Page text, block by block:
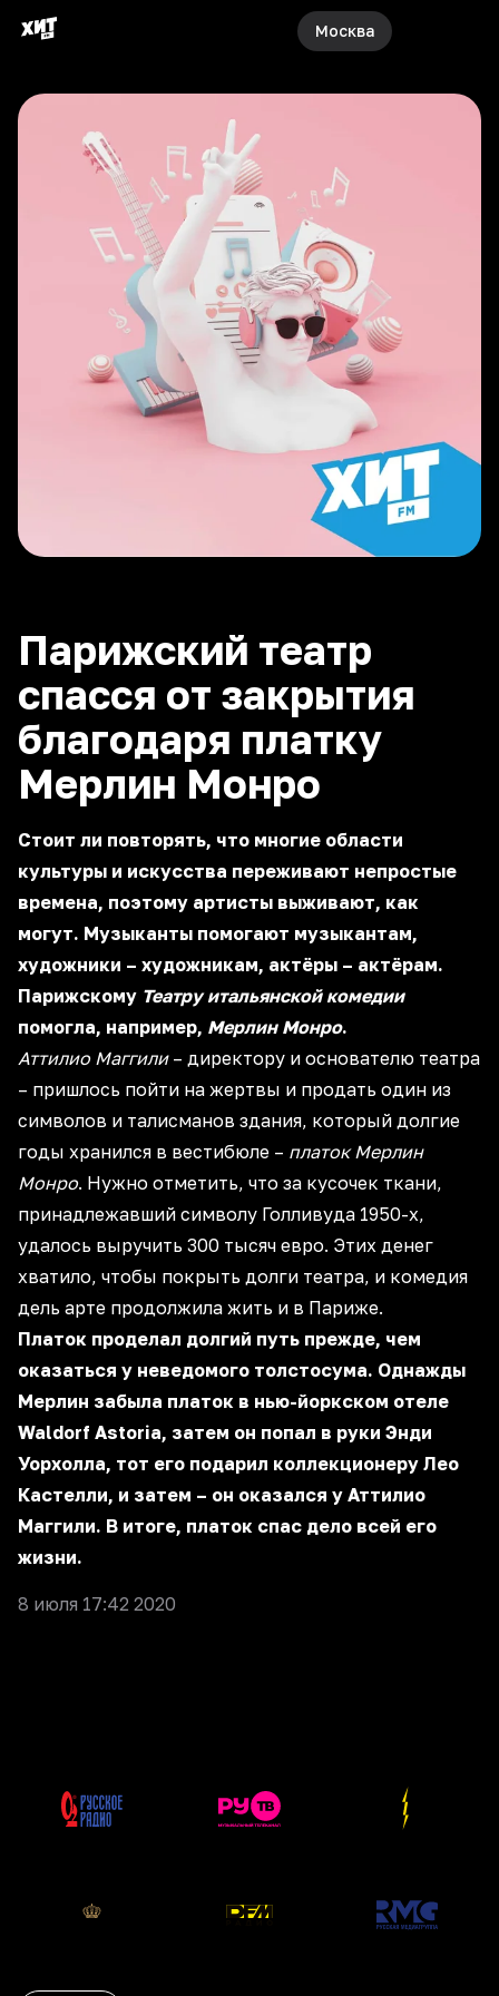
Москва
Парижский театр
спасся от закрытия
благодаря платку
Мерлин Монро
Стоит ли повторять, что многие области
культуры и искусства переживают непростые
времена, поэтому артисты выживают, как
могут. Музыканты помогают музыкантам,
художники – художникам, актёры – актёрам.
Парижскому Театру итальянской комедии
помогла, например, Мерлин Монро.
Аттилио Маггили– директору и основателю театра
– пришлось пойти на жертвы и продать один из
символов и талисманов здания, который долгие
годы хранился в вестибюле – платок Мерлин
Монро. Нужно отметить, что за кусочек ткани,
принадлежавший символу Голливуда 1950-х,
удалось выручить 300 тысяч евро. Этих денег
хватило, чтобы покрыть долги театра, и комедия
дель арте продолжила жить и в Париже.
Платок проделал долгий путь прежде, чем
оказаться у неведомого толстосума. Однажды
Мерлин забыла платок в нью-йоркском отеле
Waldorf Astoria, затем он попал в руки Энди
Уорхолла, тот его подарил коллекционеру Лео
Кастелли, и затем – он оказался у Аттилио
Маггили. В итоге, платок спас дело всей его
жизни.
8 июля 17:42 2020